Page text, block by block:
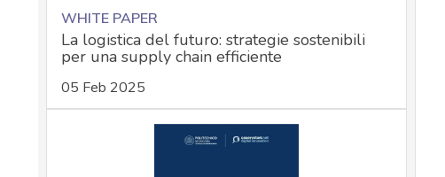
WHITE PAPER
La logistica del futuro: strategie sostenibili
per una supply chain efficiente
05 Feb 2025